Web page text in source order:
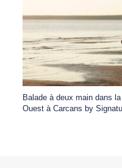
Balade à deux main dans
Ouest à Carcans by